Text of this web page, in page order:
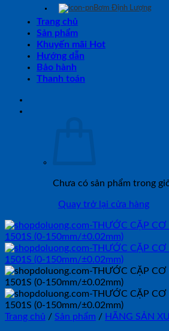
Bơm Định Lượng
Trang chủ
Sản phẩm
Khuyến mãi Hot
Hướng dẫn
Bảo hành
Thanh toán
Chưa có sản phẩm trong
Quay trở lại cửa hàng
Trang chủ / Sản phẩm / HÃNG SẢN